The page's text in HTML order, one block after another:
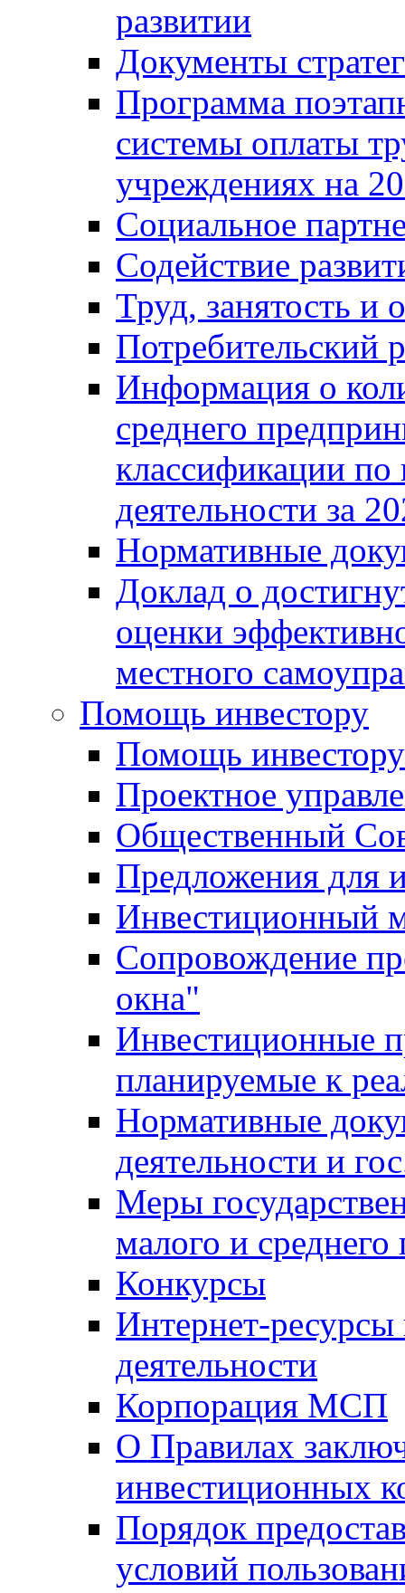
развитии
Документы
Программа
системы оплаты
учреждениях на
Социальное
Содействие
Труд, занятость и
Потребительский
Информация о
среднего
классификации
деятельности за
Нормативные
Доклад о
оценки
местного
Помощь инвестору
Помощь инвестору
Проектное
Общественный
Предложения для
Инвестиционный
Сопровождение
окна"
Инвестиционные
планируемые к
Нормативные
деятельности и
Меры
малого и среднего
Конкурсы
Интернет-
деятельности
Корпорация МСП
О Правилах
инвестиционных
Порядок
условий